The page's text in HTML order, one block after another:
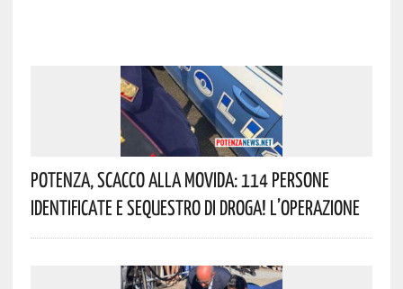
Potenza, Scacco Alla Movida: 114 Persone
Identificate E Sequestro Di Droga! L’operazione